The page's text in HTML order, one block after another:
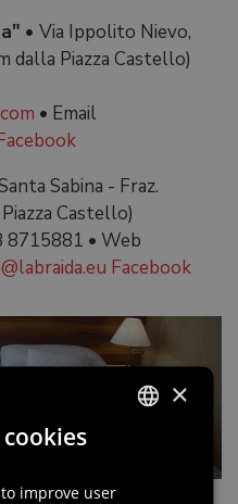
• Via Ippolito Nievo,
dalla Piazza Castello)
• Email
Sabina - Fraz.
Castello)
8715881 • Web
Facebook
ENGLISH
×
improve user